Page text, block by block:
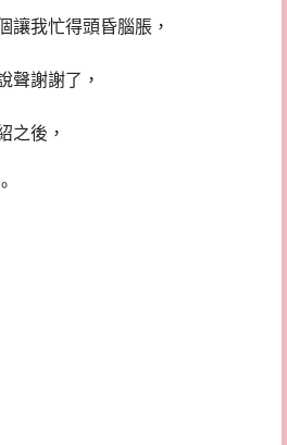
讓我忙得頭昏腦脹，
聲謝謝了，
之後，